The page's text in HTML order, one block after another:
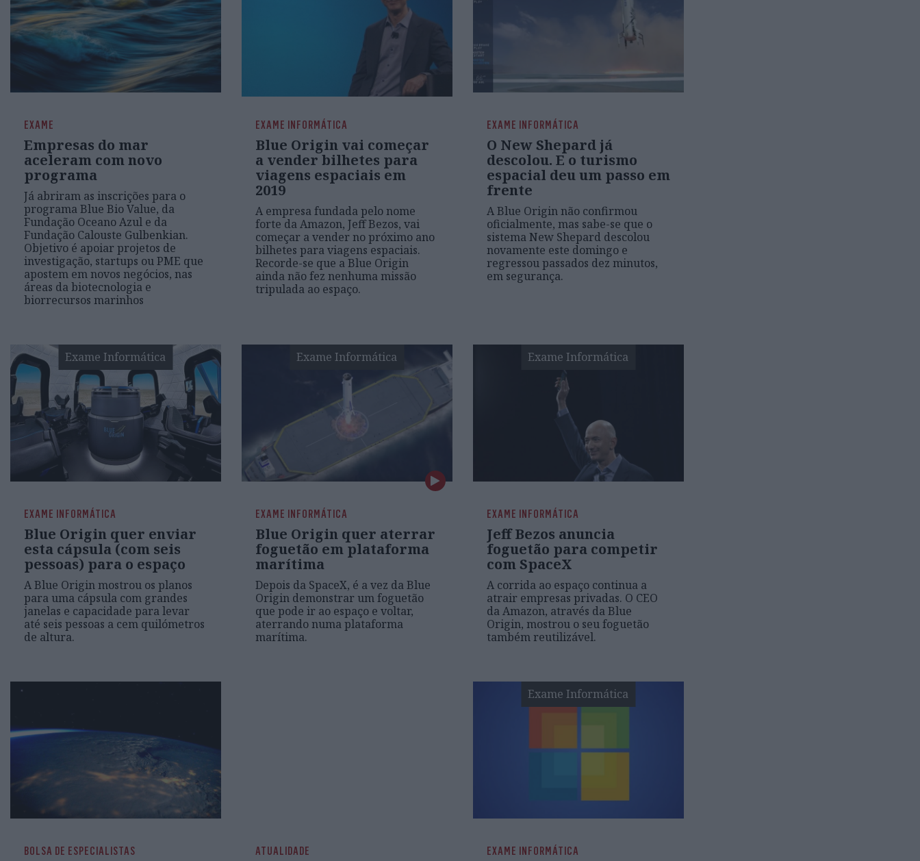
EXAME
Empresas do mar
aceleram com novo
programa
Já abriram as inscrições para o
programa Blue Bio Value, da
Fundação Oceano Azul e da
Fundação Calouste Gulbenkian.
Objetivo é apoiar projetos de
investigação, startups ou PME que
apostem em novos negócios, nas
áreas da biotecnologia e
biorrecursos marinhos
EXAME INFORMÁTICA
Blue Origin vai começar
a vender bilhetes para
viagens espaciais em
2019
A empresa fundada pelo nome
forte da Amazon, Jeff Bezos, vai
começar a vender no próximo ano
bilhetes para viagens espaciais.
Recorde-se que a Blue Origin
ainda não fez nenhuma missão
tripulada ao espaço.
EXAME INFORMÁTICA
O New Shepard já
descolou. E o turismo
espacial deu um passo em
frente
A Blue Origin não confirmou
oficialmente, mas sabe-se que o
sistema New Shepard descolou
novamente este domingo e
regressou passados dez minutos,
em segurança.
Exame Informática
EXAME INFORMÁTICA
Blue Origin quer enviar
esta cápsula (com seis
pessoas) para o espaço
A Blue Origin mostrou os planos
para uma cápsula com grandes
janelas e capacidade para levar
até seis pessoas a cem quilómetros
de altura.
Exame Informática
EXAME INFORMÁTICA
Blue Origin quer aterrar
foguetão em plataforma
marítima
Depois da SpaceX, é a vez da Blue
Origin demonstrar um foguetão
que pode ir ao espaço e voltar,
aterrando numa plataforma
marítima.
Exame Informática
EXAME INFORMÁTICA
Jeff Bezos anuncia
foguetão para competir
com SpaceX
A corrida ao espaço continua a
atrair empresas privadas. O CEO
da Amazon, através da Blue
Origin, mostrou o seu foguetão
também reutilizável.
BOLSA DE ESPECIALISTAS ATUALIDADE
Exame Informática
EXAME INFORMÁTICA